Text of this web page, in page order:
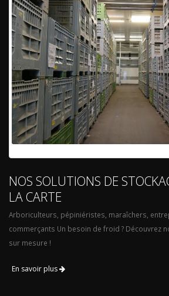
NOS SOLUTIONS DE
LA CARTE
Arboriculteurs, pépiniéristes, maraîchers,
commerçants Un besoin de froid ? Découvrez
sur mesure !
En savoir plus